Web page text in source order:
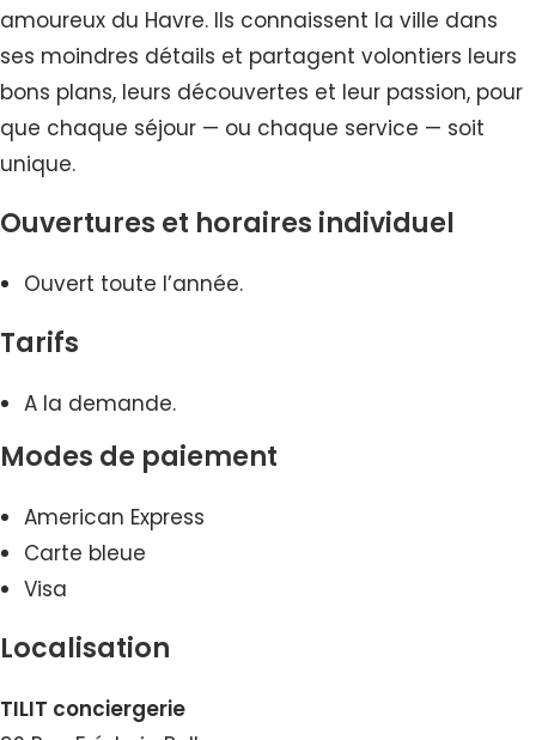
amoureux du Havre. Ils connaissent la ville dans
ses moindres détails et partagent volontiers leurs
bons plans, leurs découvertes et leur passion, pour
que chaque séjour — ou chaque service — soit
unique.
Ouvertures et horaires individuel
Ouvert toute l’année.
Tarifs
A la demande.
Modes de paiement
American Express
Carte bleue
Visa
Localisation
TILIT conciergerie